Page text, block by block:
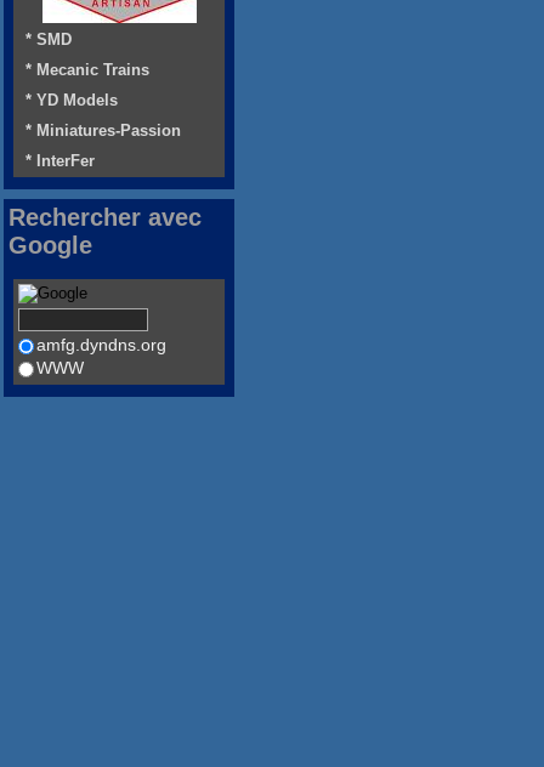
* SMD
* Mecanic Trains
* YD Models
* Miniatures-Passion
* InterFer
Rechercher avec
Google
amfg.dyndns.org
WWW